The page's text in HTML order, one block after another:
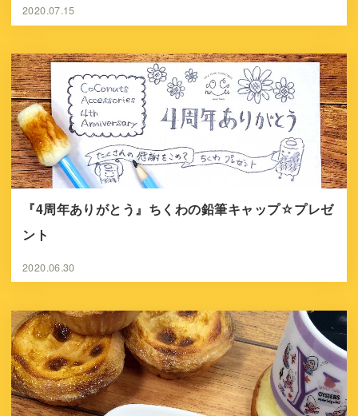
2020.07.15
『4周年ありがとう』ちくわの鉛筆キャップ☆プレゼ
ント
2020.06.30